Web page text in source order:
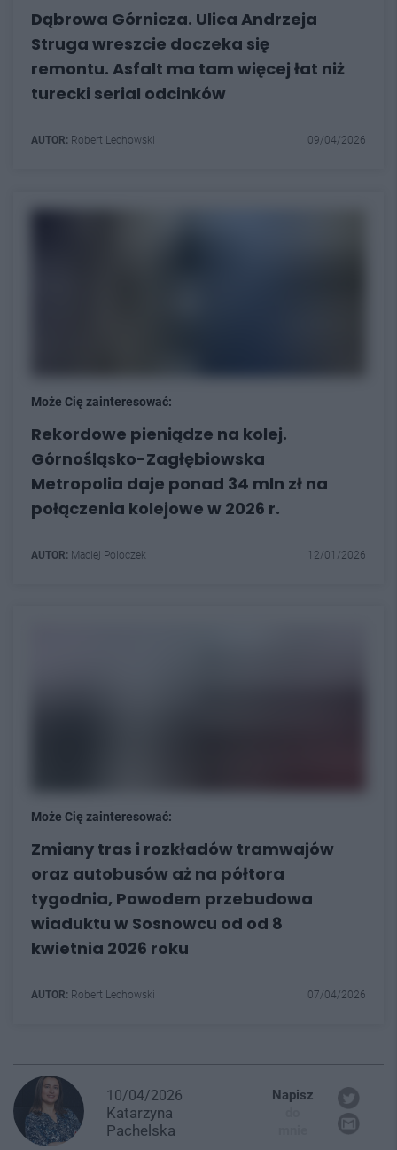
Dąbrowa Górnicza. Ulica Andrzeja
Struga wreszcie doczeka się
remontu. Asfalt ma tam więcej łat niż
turecki serial odcinków
AUTOR: Robert Lechowski 09/04/2026
Może Cię zainteresować:
Rekordowe pieniądze na kolej.
Górnośląsko-Zagłębiowska
Metropolia daje ponad 34 mln zł na
połączenia kolejowe w 2026 r.
AUTOR: Maciej Poloczek 12/01/2026
Może Cię zainteresować:
Zmiany tras i rozkładów tramwajów
oraz autobusów aż na półtora
tygodnia, Powodem przebudowa
wiaduktu w Sosnowcu od od 8
kwietnia 2026 roku
AUTOR: Robert Lechowski 07/04/2026
10/04/2026
Katarzyna
Pachelska
Napisz